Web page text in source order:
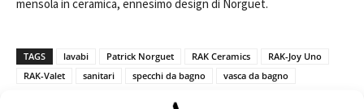
mensola in ceramica, ennesimo design di Norguet.
TAGS lavabi Patrick Norguet RAK Ceramics
RAK-Joy Uno
RAK-Valet
sanitari specchi da bagno vasca da bagno